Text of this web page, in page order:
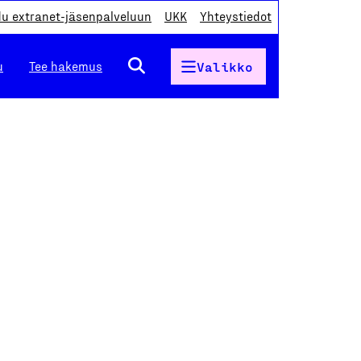
extranet-jäsenpalveluun UKK Yhteystiedot
Tee hakemus Valikko